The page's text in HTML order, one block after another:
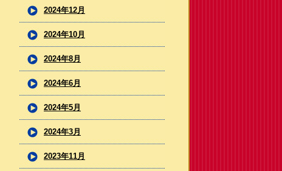
2024年12月
2024年10月
2024年8月
2024年6月
2024年5月
2024年3月
2023年11月